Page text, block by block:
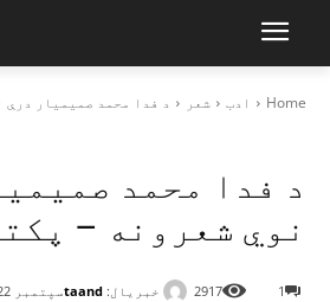
Home ادب شعر د فدا محمد صميميار درې
د فدا محمد
نوي شعرونه –
خبریال: taandسپتمبر 22, 2013 1
2917